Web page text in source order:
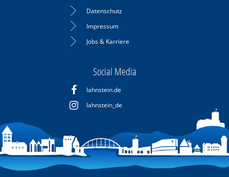
Datenschutz
Impressum
Jobs & Karriere
Social Media
lahnstein.de
lahnstein_de